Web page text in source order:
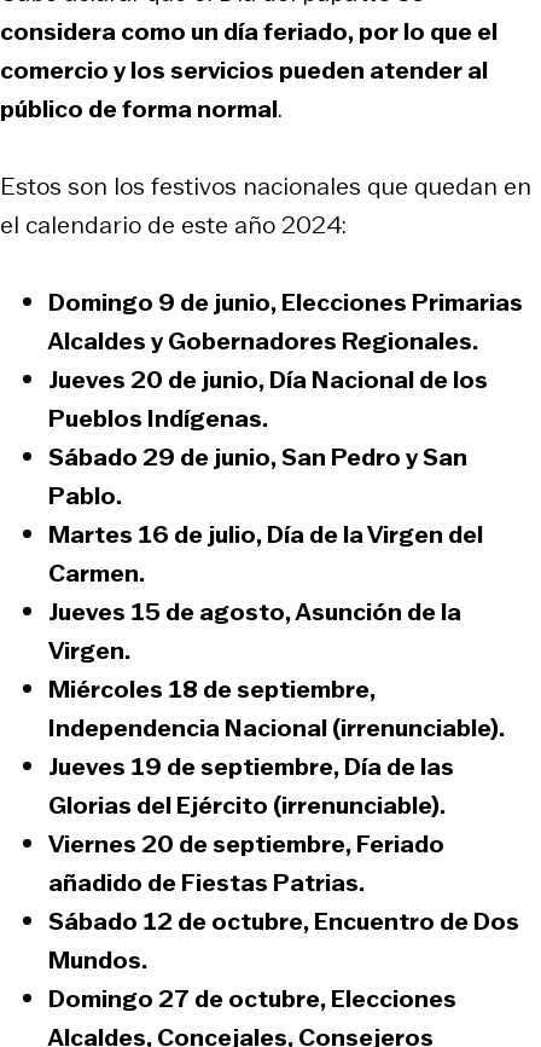
considera como un día feriado, por lo que el
comercio y los servicios pueden atender al
público de forma normal.
Estos son los festivos nacionales que quedan en
el calendario de este año 2024:
Domingo 9 de junio,Elecciones Primarias
Alcaldes y Gobernadores Regionales.
Jueves 20 de junio,Día Nacional de los
Pueblos Indígenas.
Sábado 29 de junio,San Pedro y San
Pablo.
Martes 16 de julio,Día de la Virgen del
Carmen.
Jueves 15 de agosto,Asunción de la
Virgen.
Miércoles 18 de septiembre,
Independencia Nacional(irrenunciable).
Jueves 19 de septiembre,Día de las
Glorias del Ejército (irrenunciable).
Viernes 20 de septiembre,Feriado
añadido de Fiestas Patrias.
Sábado 12 de octubre,Encuentro de Dos
Mundos.
Domingo 27 de octubre,Elecciones
Alcaldes, Concejales, Consejeros